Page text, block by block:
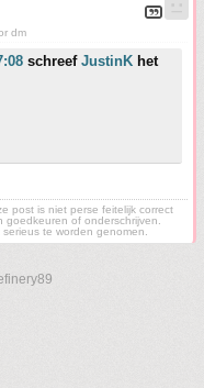
dm
schreef JustinK het
post is niet perse feitelijk correct
of onderschrijven.
te worden genomen.